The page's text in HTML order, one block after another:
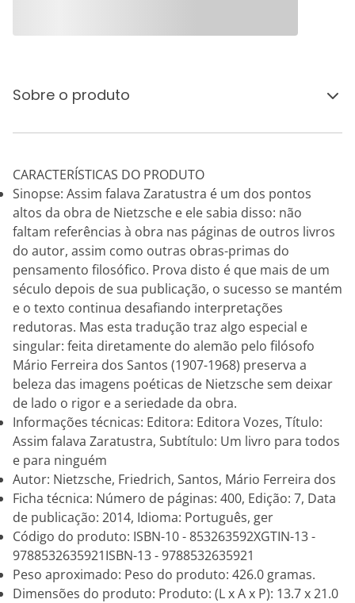
Sobre o produto
CARACTERÍSTICAS DO PRODUTO
Sinopse: Assim falava Zaratustra é um dos pontos
altos da obra de Nietzsche e ele sabia disso: não
faltam referências à obra nas páginas de outros livros
do autor, assim como outras obras-primas do
pensamento filosófico. Prova disto é que mais de um
século depois de sua publicação, o sucesso se mantém
e o texto continua desafiando interpretações
redutoras. Mas esta tradução traz algo especial e
singular: feita diretamente do alemão pelo filósofo
Mário Ferreira dos Santos (1907-1968) preserva a
beleza das imagens poéticas de Nietzsche sem deixar
de lado o rigor e a seriedade da obra.
Informações técnicas: Editora: Editora Vozes, Título:
Assim falava Zaratustra, Subtítulo: Um livro para todos
e para ninguém
Autor: Nietzsche, Friedrich, Santos, Mário Ferreira dos
Ficha técnica: Número de páginas: 400, Edição: 7, Data
de publicação: 2014, Idioma: Português, ger
Código do produto: ISBN-10 - 853263592XGTIN-13 -
9788532635921ISBN-13 - 9788532635921
Peso aproximado: Peso do produto: 426.0 gramas.
Dimensões do produto: Produto: (L x A x P): 13.7 x 21.0